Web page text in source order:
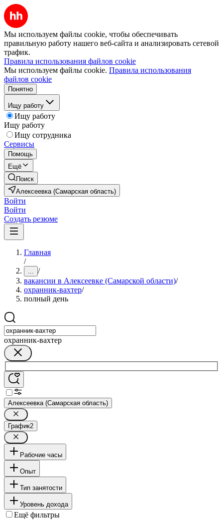
Мы используем файлы cookie, чтобы обеспечивать
правильную работу нашего веб-сайта и анализировать сетевой
трафик.
Правила использования файлов cookie
Мы используем файлы cookie. Правила использования
файлов cookie
Понятно
Ищу работу
Ищу работу
Ищу работу
Ищу сотрудника
Сервисы
Помощь
Ещё
Поиск
Алексеевка (Самарская область)
Войти
Войти
Создать резюме
Главная
/
... /
вакансии в Алексеевке (Самарской области)/
охранник-вахтер/
полный день
охранник-вахтер
Алексеевка (Самарская область)
График2
Рабочие часы
Опыт
Тип занятости
Уровень дохода
Ещё фильтры